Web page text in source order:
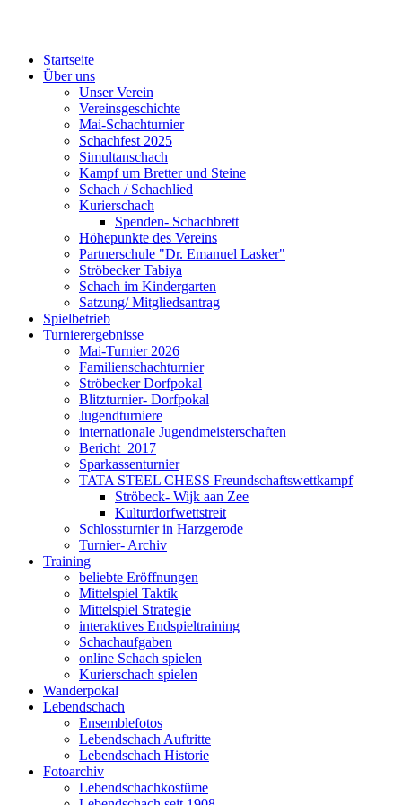
Startseite
Über uns
Unser Verein
Vereinsgeschichte
Mai-Schachturnier
Schachfest 2025
Simultanschach
Kampf um Bretter und Steine
Schach / Schachlied
Kurierschach
Spenden- Schachbrett
Höhepunkte des Vereins
Partnerschule "Dr. Emanuel Lasker"
Ströbecker Tabiya
Schach im Kindergarten
Satzung/ Mitgliedsantrag
Spielbetrieb
Turnierergebnisse
Mai-Turnier 2026
Familienschachturnier
Ströbecker Dorfpokal
Blitzturnier- Dorfpokal
Jugendturniere
internationale Jugendmeisterschaften
Bericht_2017
Sparkassenturnier
TATA STEEL CHESS Freundschaftswettkampf
Ströbeck- Wijk aan Zee
Kulturdorfwettstreit
Schlossturnier in Harzgerode
Turnier- Archiv
Training
beliebte Eröffnungen
Mittelspiel Taktik
Mittelspiel Strategie
interaktives Endspieltraining
Schachaufgaben
online Schach spielen
Kurierschach spielen
Wanderpokal
Lebendschach
Ensemblefotos
Lebendschach Auftritte
Lebendschach Historie
Fotoarchiv
Lebendschachkostüme